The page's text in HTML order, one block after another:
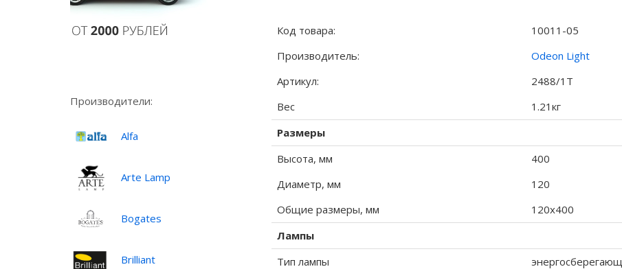
Производители:
Alfa
Arte Lamp
Bogates
Brilliant
Код товара:
10011-05
Производитель:
Odeon Light
Артикул:
2488/1T
Вес
1.21кг
Размеры
Высота, мм
400
Диаметр, мм
120
Общие размеры, мм
120x400
Лампы
Тип лампы